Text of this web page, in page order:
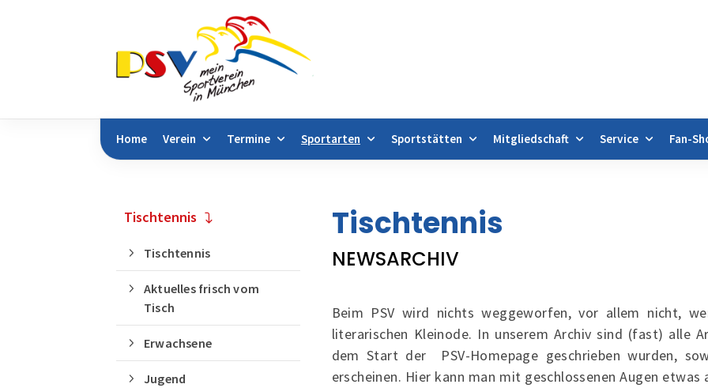
Home Verein Termine Sportarten Sportstätten Mitgliedschaft Service Fan-
Sie befinden sich hier: Sportarten Sportangebote & Abteilungen Tischtennis Archiv
Tischtennis
NEWSARCHIV
Beim PSV wird nichts weggeworfen, vor allem nicht,
literarischen Kleinode. In unserem Archiv sind (fast) alle
dem Start der PSV-Homepage geschrieben wurden,
erscheinen. Hier kann man mit geschlossenen Augen
Tischtennis
Tischtennis
Aktuelles frisch vom
Tisch
Erwachsene
Jugend